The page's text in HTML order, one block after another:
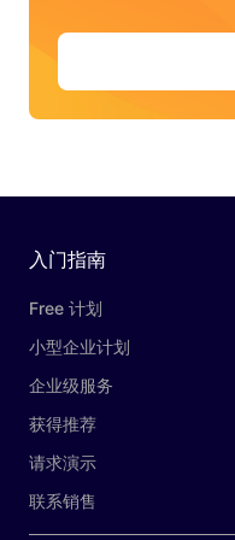
入门指南
Free 计划
小型企业计划
企业级服务
获得推荐
请求演示
联系销售